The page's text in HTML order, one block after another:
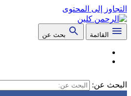
التجاوز إلى المحتوى
القائمة بحث عن
البحث عن: